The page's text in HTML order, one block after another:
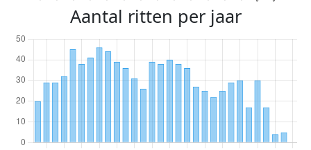
Aantal ritten per jaar